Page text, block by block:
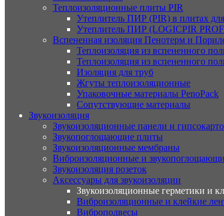
Теплоизоляционные плиты PIR
Утеплитель ПИР (PIR) в плитах
Утеплитель ПИР (LOGICPIR PROF
Вспененная изоляция Пенотерм и
Теплоизоляция из вспененного
Теплоизоляция из вспененного
Изоляция для труб
Жгуты теплоизоляционные
Упаковочные материалы PenoPack
Сопутствующие материалы
Звукоизоляция
Звукоизоляционные панели и
Звукопоглощающие плиты
Звукоизоляционные мембраны
Виброизоляционные и
Звукоизоляция розеток
Аксессуары для звукоизоляции
Звукоизоляционные герметики и
Виброизоляционные и клейкие
Виброподвесы